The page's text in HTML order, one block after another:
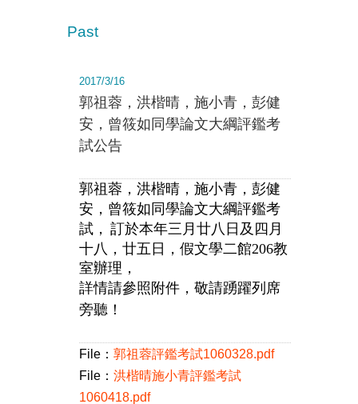
Past
2017/3/16
郭祖蓉，洪楷晴，施小青，彭健
安，曾筱如同學論文大綱評鑑考
試公告
郭祖蓉，洪楷晴，施小青，彭健
安，曾筱如同學論文大綱評鑑考
試 ， 訂於本年三月廿八日及四月
十八，廿五日， 假文學二館206教
室辦理，
詳情請參照附件，敬請踴躍列席
旁聽！
File： 郭祖蓉評鑑考試1060328.pdf
File： 洪楷晴施小青評鑑考試
1060418.pdf